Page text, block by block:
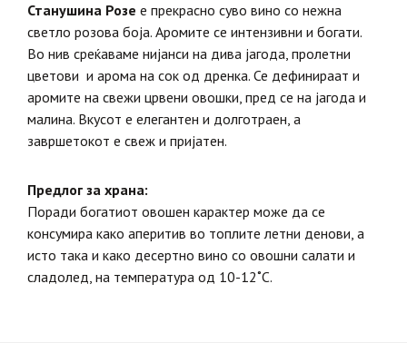
Станушина Розе е прекрасно суво вино со нежна
светло розова боја. Аромите се интензивни и богати.
Во нив среќаваме нијанси на дива јагода, пролетни
цветови и арома на сок од дренка. Се дефинираат и
аромите на свежи црвени овошки, пред се на јагода и
малина. Вкусот е елегантен и долготраен, а
завршетокот е свеж и пријатен.
Предлог за храна:
Поради богатиот овошен карактер може да се
консумира како аперитив во топлите летни денови, а
исто така и како десертно вино со овошни салати и
сладолед, на температура од 10-12˚C.